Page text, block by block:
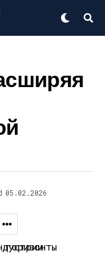
05.02.2026